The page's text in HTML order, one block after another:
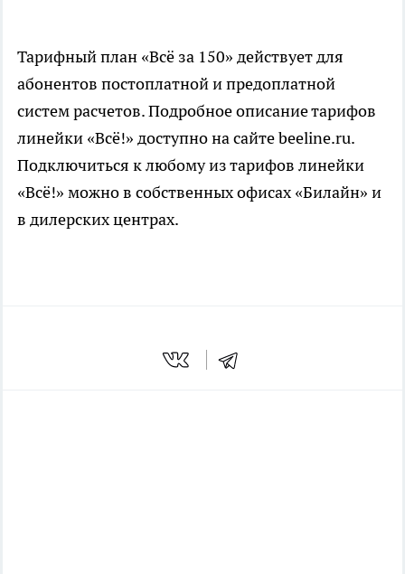
Тарифный план «Всё за 150» действует для
абонентов постоплатной и предоплатной
систем расчетов. Подробное описание тарифов
линейки «Всё!» доступно на сайте beeline.ru.
Подключиться к любому из тарифов линейки
«Всё!» можно в собственных офисах «Билайн» и
в дилерских центрах.